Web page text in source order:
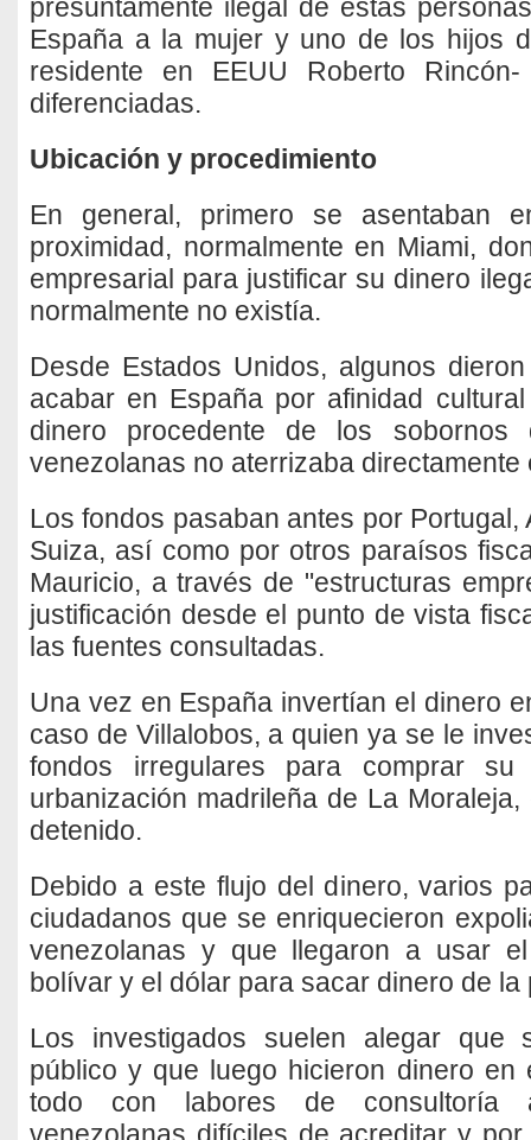
presuntamente ilegal de estas
España a la mujer y uno de los hijos
residente en EEUU Roberto
diferenciadas.
Ubicación y procedimiento
En general, primero se asentaban
proximidad, normalmente en Miami,
empresarial para justificar su dinero
normalmente no existía.
Desde Estados Unidos, algunos
acabar en España por afinidad
dinero procedente de los sobornos
venezolanas no aterrizaba directamente
Los fondos pasaban antes por
Suiza, así como por otros paraísos
Mauricio, a través de "estructuras
justificación desde el punto de vista
las fuentes consultadas.
Una vez en España invertían el dinero
caso de Villalobos, a quien ya se le
fondos irregulares para comprar
urbanización madrileña de La
detenido.
Debido a este flujo del dinero, varios
ciudadanos que se enriquecieron
venezolanas y que llegaron a usar
bolívar y el dólar para sacar dinero de la
Los investigados suelen alegar que
público y que luego hicieron dinero en
todo con labores de consultoría